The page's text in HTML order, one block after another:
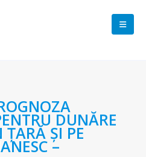
DUNĂRE
ŞI PE
–